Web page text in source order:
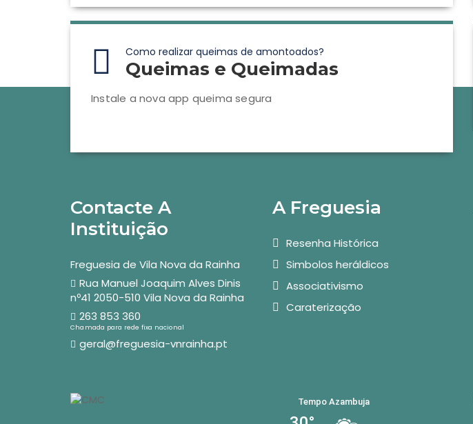
Como realizar queimas de amontoados?
Queimas e Queimadas
Instale a nova app queima segura
Contacte A
Instituição
Freguesia de Vila Nova da Rainha
Rua Manuel Joaquim Alves Dinis
nº41 2050-510 Vila Nova da Rainha
263 853 360
Chamada para rede fixa nacional
geral@freguesia-vnrainha.pt
A Freguesia
Resenha Histórica
Simbolos heráldicos
Associativismo
Caraterização